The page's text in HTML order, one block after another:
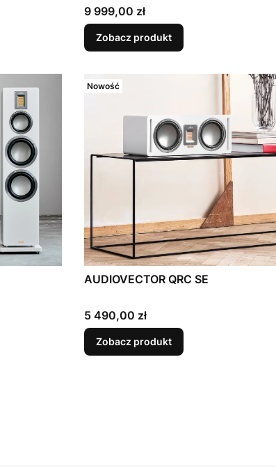
Cena
9 999,00 zł
Zobacz produkt
Nowość
AUDIOVECTOR QRC SE
Cena
5 490,00 zł
Zobacz produkt